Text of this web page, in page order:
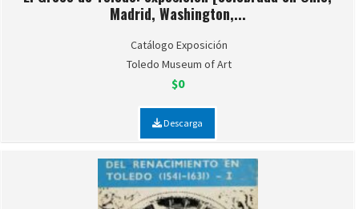
Madrid, Washington,...
Catálogo Exposición
Toledo Museum of Art
$0
Descarga